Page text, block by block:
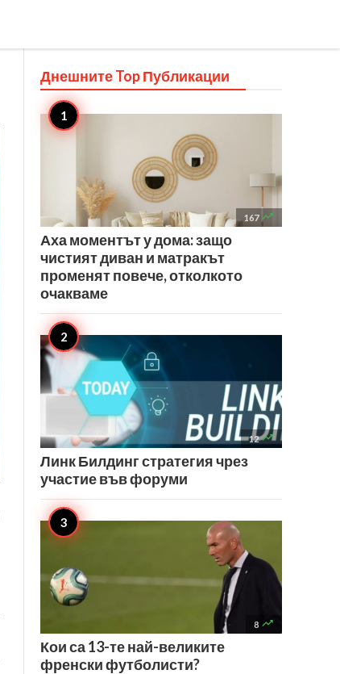
Днешните TopПубликации
167 
Аха моментът у дома: защо
чистият диван и матракът
променят повече, отколкото
очакваме
12 
Линк Билдинг стратегия чрез
участие във форуми
8 
Кои са 13-те най-великите
френски футболисти?